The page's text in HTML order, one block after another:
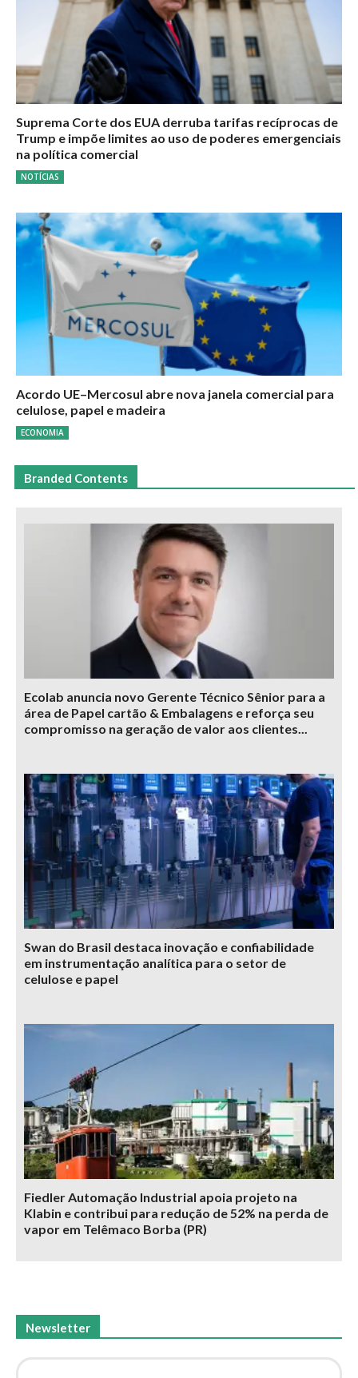
Suprema Corte dos EUA derruba tarifas recíprocas de
Trump e impõe limites ao uso de poderes emergenciais
na política comercial
NOTÍCIAS
Acordo UE–Mercosul abre nova janela comercial para
celulose, papel e madeira
ECONOMIA
Branded Contents
Ecolab anuncia novo Gerente Técnico Sênior para a
área de Papel cartão & Embalagens e reforça seu
compromisso na geração de valor aos clientes...
Swan do Brasil destaca inovação e confiabilidade
em instrumentação analítica para o setor de
celulose e papel
Fiedler Automação Industrial apoia projeto na
Klabin e contribui para redução de 52% na perda de
vapor em Telêmaco Borba (PR)
Newsletter